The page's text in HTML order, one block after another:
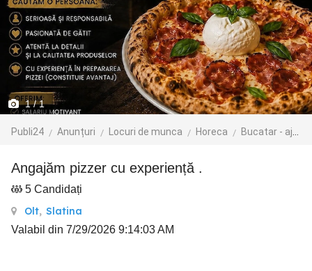
1/ 1
Publi24 Anunțuri Locuri de munca Horeca Bucatar - ajutor bucatar
Angajăm pizzer cu experiență .
5 Candidați
Olt, Slatina
Valabil din 7/29/2026 9:14:03 AM